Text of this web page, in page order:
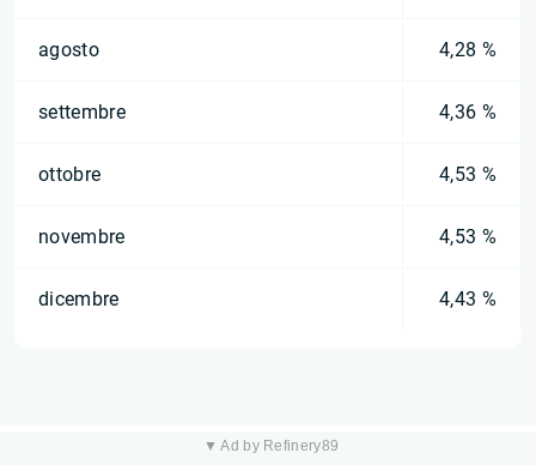
agosto 4,28 %
settembre 4,36 %
ottobre 4,53 %
novembre 4,53 %
dicembre 4,43 %
▼ Ad by Refinery89